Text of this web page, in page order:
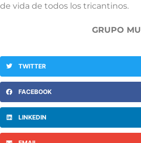
de vida de todos los tricantinos.
GRUPO
TWITTER
FACEBOOK
LINKEDIN